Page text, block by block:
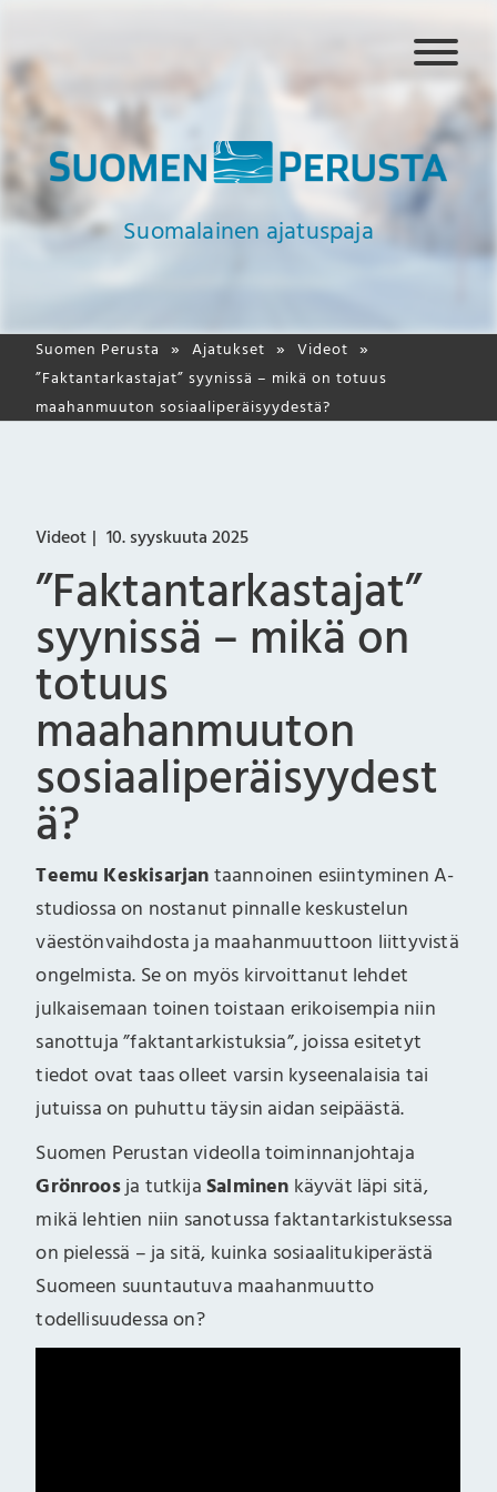
Suomalainen ajatuspaja
g
a
Suomen Perusta Ajatukset
Videot
”Faktantarkastajat” syynissä – mikä on totuus
maahanmuuton sosiaaliperäisyydestä?
Videot 10. syyskuuta 2025
”Faktantarkastajat”
syynissä – mikä on
totuus
maahanmuuton
sosiaaliperäisyydest
ä?
Teemu Keskisarjantaannoinen esiintyminen A-
studiossa on nostanut pinnalle keskustelun
väestönvaihdosta ja maahanmuuttoon liittyvistä
ongelmista. Se on myös kirvoittanut lehdet
julkaisemaan toinen toistaan erikoisempia niin
sanottuja ”faktantarkistuksia”, joissa esitetyt
tiedot ovat taas olleet varsin kyseenalaisia tai
jutuissa on puhuttu täysin aidan seipäästä.
Suomen Perustan videolla toiminnanjohtaja
Grönroosja tutkijaSalminen käyvät läpi sitä,
mikä lehtien niin sanotussa faktantarkistuksessa
on pielessä – ja sitä, kuinka sosiaalitukiperästä
Suomeen suuntautuva maahanmuutto
todellisuudessa on?